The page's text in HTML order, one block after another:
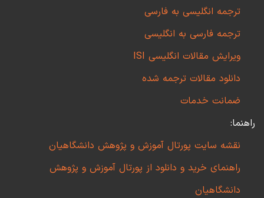
ترجمه انگلیسی به فارسی
ترجمه فارسی به انگلیسی
ویرایش مقالات انگلیسی ISI
دانلود مقالات ترجمه شده
ضمانت خدمات
راهنما:
نقشه سایت پورتال آموزش و پژوهش دانشگاهیان
راهنمای خرید و دانلود از پورتال آموزش و پژوهش
دانشگاهیان